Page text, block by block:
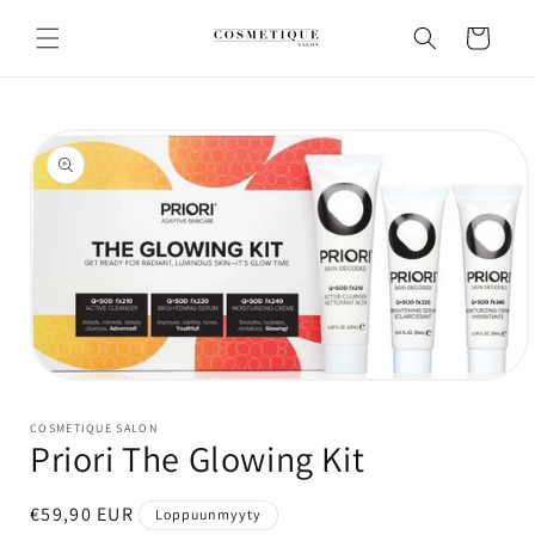
siirry
sisältöön
Ostoskori
tuotetietoihin
1
modaalisessa
ikkunassa
COSMETIQUE SALON
Priori The Glowing Kit
Normaalihinta
€59,90 EUR Loppuunmyyty